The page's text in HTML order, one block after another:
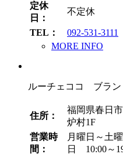
定休
日：
不定休
TEL：
092-531-3111
MORE INFO
ルーチェココ ブラン
住所：
福岡県春日
炉村1F
営業時
間：
月曜日～土
日 10:00～